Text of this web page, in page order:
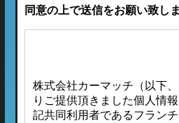
同意の上で送信をお願い致しま
株式会社カーマッチ（以下
りご提供頂きました個人情
記共同利用者であるフラン